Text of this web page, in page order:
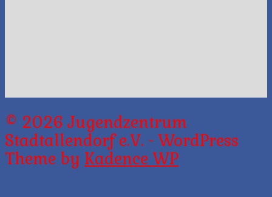
© 2026 Jugendzentrum
Stadtallendorf e.V. - WordPress
Theme by Kadence WP